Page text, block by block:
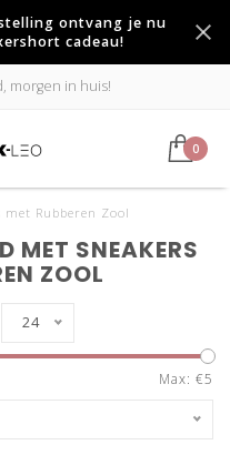
ontvang je nu
cadeau!
morgen in huis!
0
met Rubberen Zool
MET SNEAKERS
ZOOL
24
Max: €5